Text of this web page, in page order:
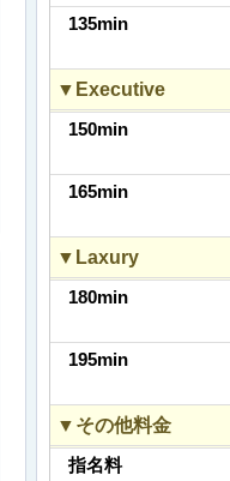
135min
▼Executive
150min
165min
▼Laxury
180min
195min
▼その他料金
指名料